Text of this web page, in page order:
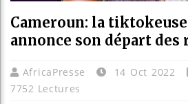
Cameroun: la
annonce son départ des
AfricaPresse 14 Oct 2022
7752 Lectures